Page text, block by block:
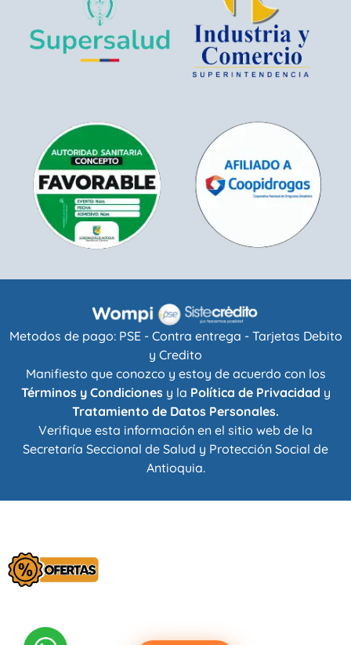
Metodos de pago: PSE - Contra entrega - Tarjetas Debito
y Credito
Manifiesto que conozco y estoy de acuerdo con los
Términos y Condicionesy la Política de Privacidad y
Tratamiento de Datos Personales.
Verifique esta información en el sitio web de la
Secretaría Seccional de Salud y Protección Social de
Antioquia.